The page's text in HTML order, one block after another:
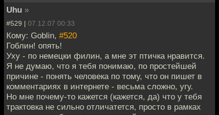
Uhu »
#529 | 07.12.07 00:33
Кому: Goblin, #520
Гоблин! опять!
Уху - по немецки филин, а мне эт птичка нравится.
Я не думаю, что я тебя понимаю, по простейшей
причине - понять человека по тому, что он пишет в
комментариях в интернете - весьма сложно, угу.
Но мне почему-то кажется (кажется, да) что у тебя
трактовка не сильно отличатется, просто в рамках